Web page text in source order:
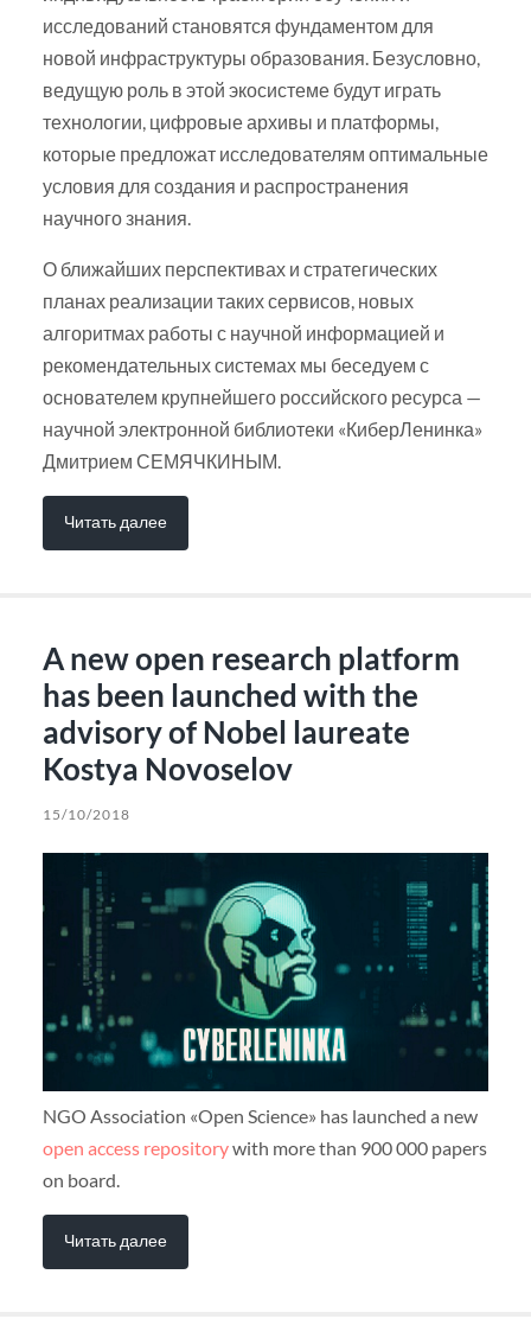
исследований становятся фундаментом для
новой инфраструктуры образования. Безусловно,
ведущую роль в этой экосистеме будут играть
технологии, цифровые архивы и платформы,
которые предложат исследователям оптимальные
условия для создания и распространения
научного знания.
О ближайших перспективах и стратегических
планах реализации таких сервисов, новых
алгоритмах работы с научной информацией и
рекомендательных системах мы беседуем с
основателем крупнейшего российского ресурса —
научной электронной библиотеки «КиберЛенинка»
Дмитрием СЕМЯЧКИНЫМ.
Читать далее
A new open research platform
has been launched with the
advisory of Nobel laureate
Kostya Novoselov
15/10/2018
NGO Association «Open Science» has launched a new
open access repositorywith more than 900 000 papers
on board.
Читать далее